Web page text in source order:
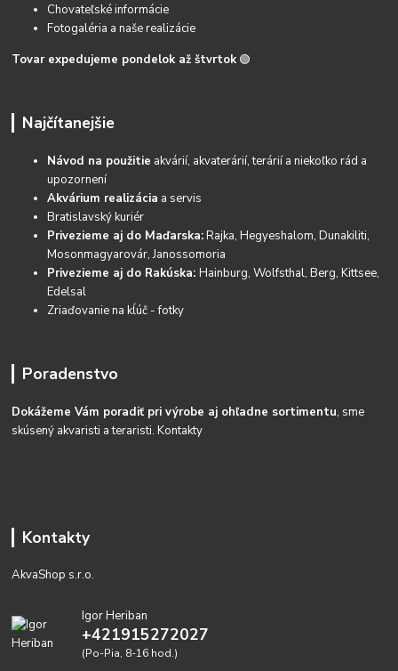
Chovateľské informácie
Fotogaléria a naše realizácie
Tovar expedujeme pondelok až štvrtok 🟢
Najčítanejšie
Návod na použitie akvárií, akvaterárií, terárií a niekoľko rád a
upozornení
Akvárium realizácia a servis
Bratislavský kuriér
Privezieme aj do Maďarska:Rajka, Hegyeshalom, Dunakiliti,
Mosonmagyarovár, Janossomoria
Privezieme aj do Rakúska:Hainburg, Wolfsthal, Berg, Kittsee,
Edelsal
Zriaďovanie na kĺúč - fotky
Poradenstvo
Dokážeme Vám poradiť pri výrobe aj ohľadne sortimentu, sme
skúsený akvaristi a teraristi.Kontakty
Kontakty
AkvaShop s.r.o.
Igor Heriban
+421915272027
(Po-Pia, 8-16 hod.)